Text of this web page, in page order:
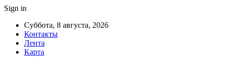
Sign in
Суббота, 8 августа, 2026
Контакты
Лента
Карта